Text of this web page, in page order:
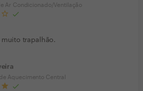
Ar Condicionado/Ventilação
trapalhão.
Aquecimento Central